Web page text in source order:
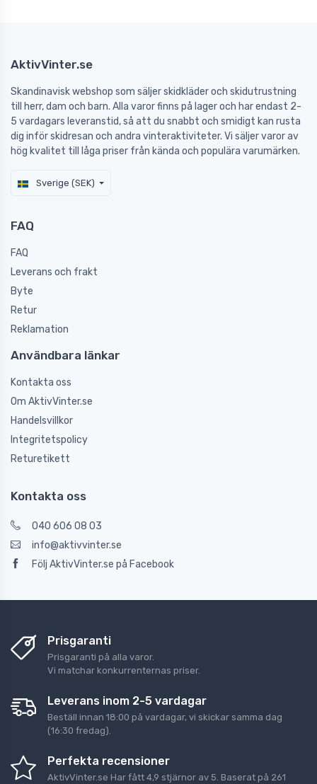
AktivVinter.se
Skandinavisk webshop som säljer skidkläder och skidutrustning
till herr, dam och barn. Alla varor finns på lager och har endast 2-
5 vardagars leveranstid, så att du snabbt och smidigt kan rusta
dig inför skidresan och andra vinteraktiviteter. Vi säljer varor av
hög kvalitet till låga priser från kända och populära varumärken.
Sverige (SEK)
FAQ
FAQ
Leverans och frakt
Byte
Retur
Reklamation
Användbara länkar
Kontakta oss
Om AktivVinter.se
Handelsvillkor
Integritetspolicy
Returetikett
Kontakta oss
040 606 08 03
info@aktivvinter.se
Följ AktivVinter.se på Facebook
Prisgaranti
Prisgaranti på alla varor.
Vi matchar konkurrenternas priser.
Leverans inom 2-5 vardagar
Beställ innan 18:00 på vardagar, vi skickar samma dag
(16:30 fredag).
Perfekta recensioner
AktivVinter.se Har fått 4,9 stjärnor av 5 . Baserat på 261